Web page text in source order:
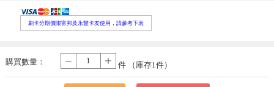
郵寄小包裹
外島郵寄宅配
便利店取貨 寄送尺寸長寬高105cm以內，最長邊45cm以內、重量5
刷卡分期價限富邦及永豐卡友使用，請參考下表
購買數量：
- 件 （庫存1件）